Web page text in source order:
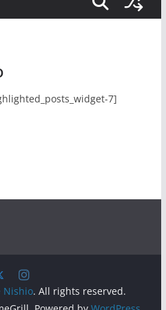
7]
Nishio. All rights reserved.